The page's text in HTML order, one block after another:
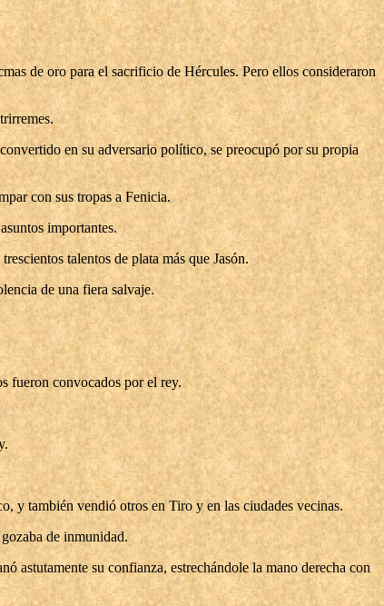
de oro para el sacrificio de Hércules. Pero ellos consideraron
en su adversario político, se preocupó por su propia
con sus tropas a Fenicia.
importantes.
talentos de plata más que Jasón.
de una fiera salvaje.
fueron convocados por el rey.
y también vendió otros en Tiro y en las ciudades vecinas.
de inmunidad.
astutamente su confianza, estrechándole la mano derecha con